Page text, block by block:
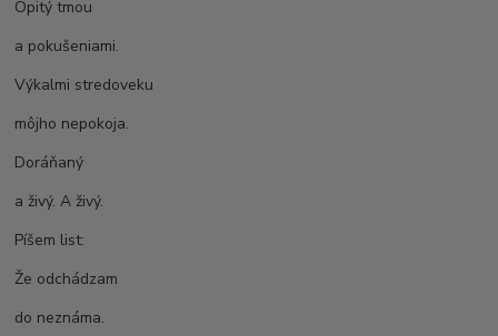
Opitý tmou
a pokušeniami.
Výkalmi stredoveku
môjho nepokoja.
Doráňaný
a živý. A živý.
Píšem list:
Že odchádzam
do neznáma.